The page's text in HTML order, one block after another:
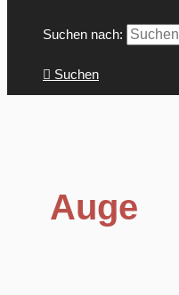
Suchen nach:
Suchen
Auge